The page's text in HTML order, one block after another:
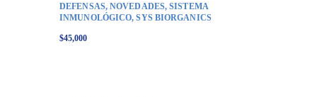
DEFENSAS,NOVEDADES,SISTEMA
INMUNOLÓGICO,SYS BIORGANICS
$45,000